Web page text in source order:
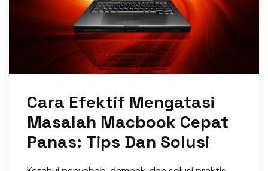
Cara Efektif Mengatasi
Masalah Macbook Cepat
Panas: Tips Dan Solusi